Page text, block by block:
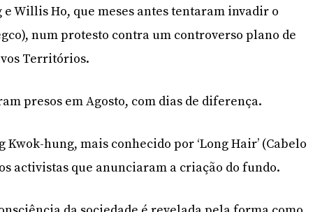
Willis Ho, que meses antes tentaram invadir o
num protesto contra um controverso plano de
Territórios.
presos em Agosto, com dias de diferença.
Kwok-hung, mais conhecido por ‘Long Hair’ (Cabelo
activistas que anunciaram a criação do fundo.